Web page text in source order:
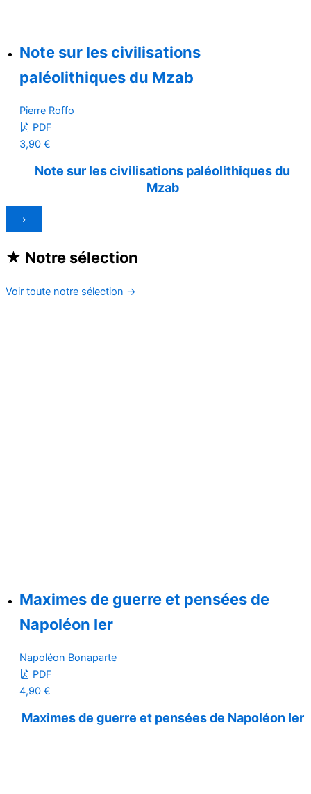
Note sur les civilisations
paléolithiques du Mzab
Pierre Roffo
PDF
3,90 €
Note sur les civilisations paléolithiques du
Mzab
›
★ Notre sélection
Voir toute notre sélection →
Maximes de guerre et pensées de
Napoléon Ier
Napoléon Bonaparte
PDF
4,90 €
Maximes de guerre et pensées de Napoléon Ier